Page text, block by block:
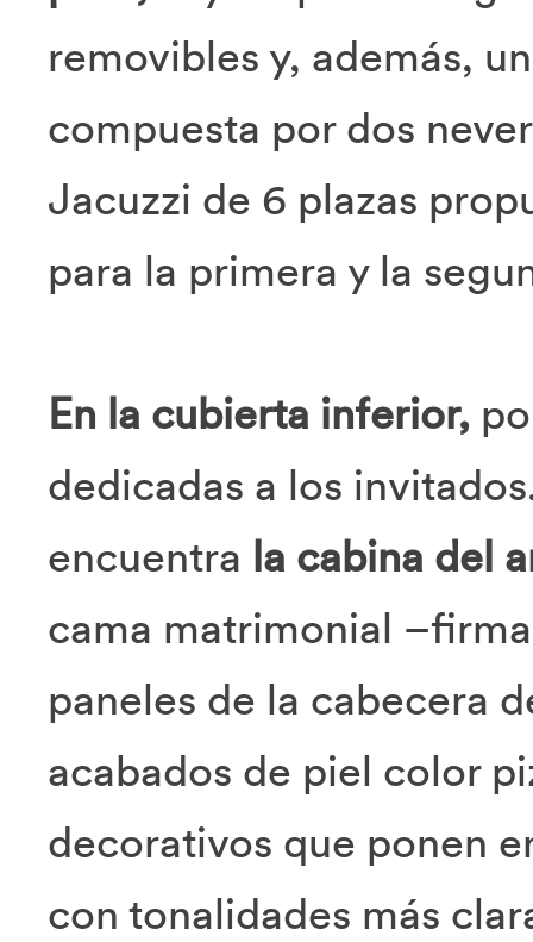
removibles y, además,
compuesta por dos
Jacuzzi de 6 plazas
para la primera y la
En la cubierta inferior,
dedicadas a los
encuentra la cabina del
cama matrimonial
paneles de la cabecera
acabados de piel color
decorativos que ponen
con tonalidades más